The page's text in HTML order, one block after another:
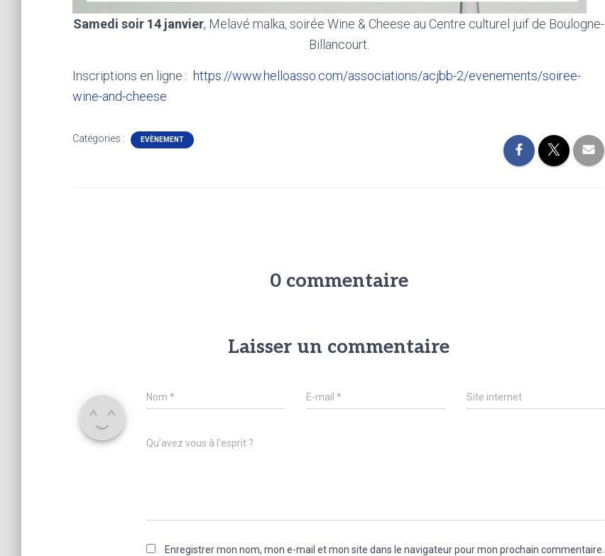
Samedi soir 14 janvier, Melavé malka, soirée Wine & Cheese au Centre culturel juif de Boulogne-
Billancourt.
Inscriptions en ligne : https://www.helloasso.com/associations/acjbb-2/evenements/soiree-
wine-and-cheese
Catégories : EVÈNEMENT
0 commentaire
Laisser un commentaire
Nom * E-mail* Site internet
Qu’avez vous à l’esprit ?
Enregistrer mon nom, mon e-mail et mon site dans le navigateur pour mon prochain commentaire.